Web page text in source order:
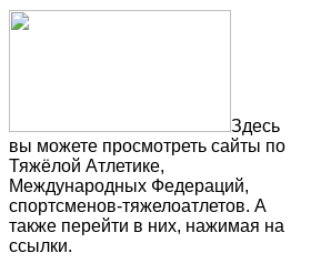
Здесь
вы можете просмотреть сайты по
Тяжёлой Атлетике,
Международных Федераций,
спортсменов-тяжелоатлетов. А
также перейти в них, нажимая на
ссылки.